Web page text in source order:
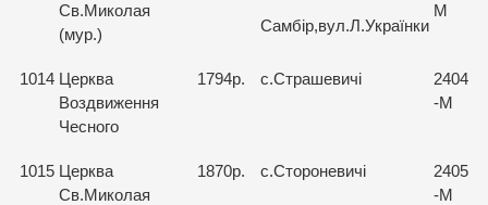
Св.Миколая
(мур.)
Самбір,вул.Л.Українки
М
1014 Церква
Воздвиження
Чесного
1794р. с.Страшевичі
2404
-М
1015 Церква
Св.Миколая
1870р. с.Стороневичі
2405
-М